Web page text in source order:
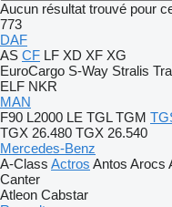
Aucun résultat trouvé pour
773
DAF
AS CF LF XD XF XG
EuroCargo S-Way Stralis
ELF NKR
MAN
F90 L2000 LE TGL TGM
TGX 26.480 TGX 26.540
Mercedes-Benz
A-Class Actros Antos Arocs
Canter
Atleon Cabstar